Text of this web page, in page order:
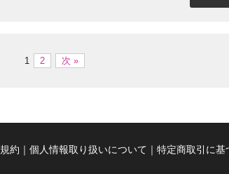
1 2 次 »
約 ｜ 個人情報取り扱いについて ｜ 特定商取引に基